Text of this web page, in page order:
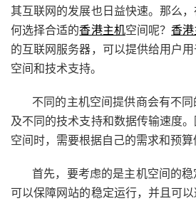
其互联网的发展也日益快速。那么
何选择合适的香港主机空间呢？ 香
的互联网服务器，可以提供给用户
空间和技术支持。
不同的主机空间提供商会有不
及不同的技术支持和数据传输速度
空间时，需要根据自己的需求和预算
首先，要考虑的是主机空间的
可以保障网站的稳定运行，并且可